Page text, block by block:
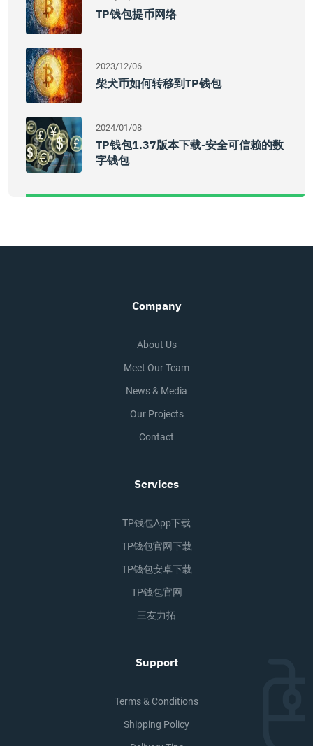
TP钱包提币网络
2023/12/06
柴犬币如何转移到TP钱包
2024/01/08
TP钱包1.37版本下载-安全可信赖的数
字钱包
Company
About Us
Meet Our Team
News & Media
Our Projects
Contact
Services
TP钱包app下载
TP钱包官网下载
TP钱包安卓下载
TP钱包官网
三友力拓
Support
Terms & Conditions
Shipping Policy